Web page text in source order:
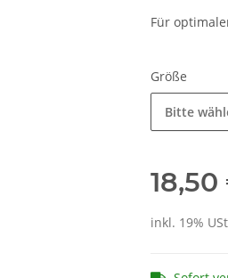
Für
Größe
Bitte
inkl. 19%